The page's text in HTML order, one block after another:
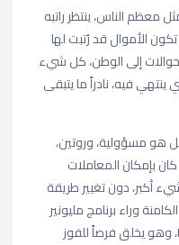
معظم الناس، ينتظر راتبه
الأموال قد رُتبت لها
الحوالات إلى الوطن، كل شيء
فيه، نادراً ما يتبقى
بل هو مسؤولية، وروتين،
بإمكان المعاملات
أكبر، دون تغيير طريقة
وراء برنامج مليونير
Payit. تم تصميم البرنامج لعملاء Payit، وهو يخلق فرصاً للفوز